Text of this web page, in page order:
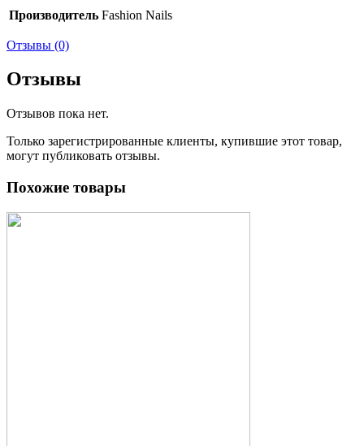
Производитель Fashion Nails
Отзывы (0)
Отзывы
Отзывов пока нет.
Только зарегистрированные клиенты, купившие этот товар,
могут публиковать отзывы.
Похожие товары